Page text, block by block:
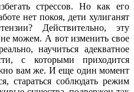
стрессов. Но как его
нет покоя, дети хулиганят
Действительно, эту
можем. А вот изменить свое
научиться адекватное
с которыми приходится
вам же. И еще один момент
стараться соблюдать режим